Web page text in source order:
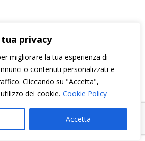
privacy
migliorare la tua esperienza di
o contenuti personalizzati e
Cliccando su "Accetta",
dei cookie. Cookie Policy
Accetta
Facebook
X
LinkedInPinterest
Post
precedente:
con il Modo di Lia by
Professional’s
SUCCESSIVO
la prima Linea Cosmetica che
di Oliva “Toscano IGP”